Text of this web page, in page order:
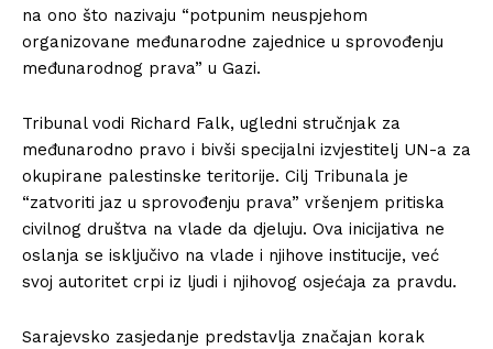
na ono što nazivaju “potpunim neuspjehom
organizovane međunarodne zajednice u sprovođenju
međunarodnog prava” u Gazi.
Tribunal vodi Richard Falk, ugledni stručnjak za
međunarodno pravo i bivši specijalni izvjestitelj UN-a za
okupirane palestinske teritorije. Cilj Tribunala je
“zatvoriti jaz u sprovođenju prava” vršenjem pritiska
civilnog društva na vlade da djeluju. Ova inicijativa ne
oslanja se isključivo na vlade i njihove institucije, već
svoj autoritet crpi iz ljudi i njihovog osjećaja za pravdu.
Sarajevsko zasjedanje predstavlja značajan korak